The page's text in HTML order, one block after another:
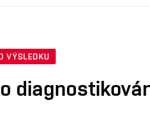
VÝSLEDKU